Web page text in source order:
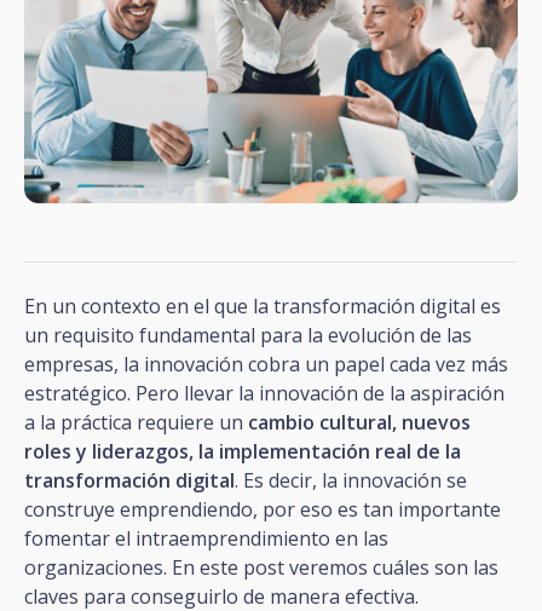
En un contexto en el que la transformación digital es
un requisito fundamental para la evolución de las
empresas, la innovación cobra un papel cada vez más
estratégico. Pero llevar la innovación de la aspiración
a la práctica requiere un cambio cultural, nuevos
roles y liderazgos, la implementación real de la
transformación digital. Es decir, la innovación se
construye emprendiendo, por eso es tan importante
fomentar el intraemprendimiento en las
organizaciones. En este post veremos cuáles son las
claves para conseguirlo de manera efectiva.